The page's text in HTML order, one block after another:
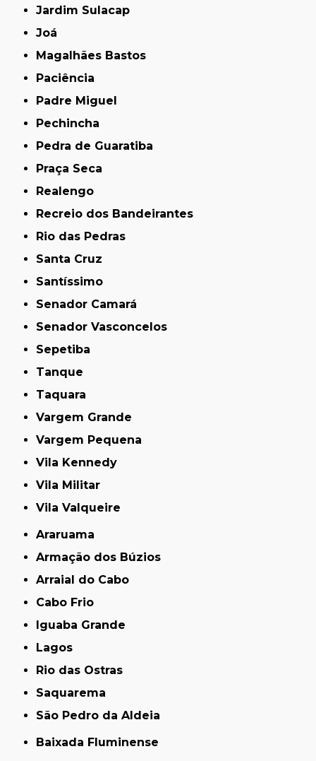
Jardim Sulacap
Joá
Magalhães Bastos
Paciência
Padre Miguel
Pechincha
Pedra de Guaratiba
Praça Seca
Realengo
Recreio dos Bandeirantes
Rio das Pedras
Santa Cruz
Santíssimo
Senador Camará
Senador Vasconcelos
Sepetiba
Tanque
Taquara
Vargem Grande
Vargem Pequena
Vila Kennedy
Vila Militar
Vila Valqueire
Araruama
Armação dos Búzios
Arraial do Cabo
Cabo Frio
Iguaba Grande
Lagos
Rio das Ostras
Saquarema
São Pedro da Aldeia
Baixada Fluminense